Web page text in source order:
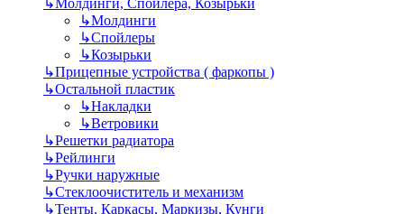
↳Молдинги
↳Спойлеры
↳Козырьки
↳Прицепные устройства ( фаркопы )
↳Остальной пластик
↳Накладки
↳Ветровики
↳Решетки радиатора
↳Рейлинги
↳Ручки наружные
↳Стеклоочиститель и механизм
↳Тенты, Каркасы, Маркизы, Кунги